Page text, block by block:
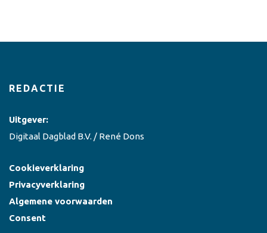
REDACTIE
Uitgever:
Digitaal Dagblad B.V. / René Dons
Cookieverklaring
Privacyverklaring
Algemene voorwaarden
Consent